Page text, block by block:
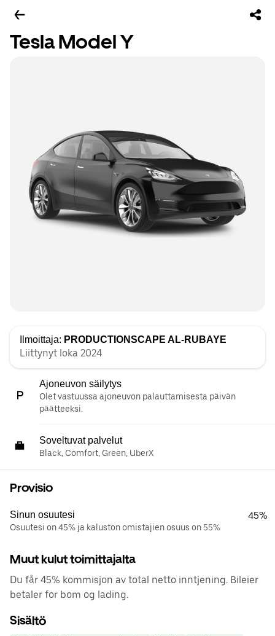
Tesla Model Y
Ilmoittaja: PRODUCTIONSCAPE AL-RUBAYE
Liittynyt loka 2024
Ajoneuvon säilytys
Olet vastuussa ajoneuvon palauttamisesta päivän
päätteeksi.
Soveltuvat palvelut
Black, Comfort, Green, UberX
Provisio
Sinun osuutesi
Osuutesi on 45% ja kaluston omistajien osuus on 55%
45%
Muut kulut toimittajalta
Du får 45% kommisjon av total netto inntjening. Bileier
betaler for bom og lading.
Sisältö